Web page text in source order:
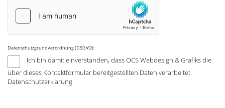
Datenschutzgrundverordnung (DSGVO):
Ich bin damit einverstanden, dass OCS Webdesign & Grafiks die
über dieses Kontaktformular bereitgestellten Daten verarbeitet.
Datenschutzerklärung